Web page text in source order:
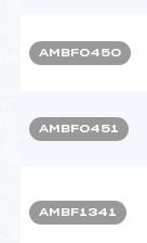
AMBF0450
AMBF0451
AMBF1341